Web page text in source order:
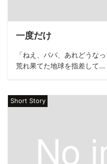
一度だけ
「ねえ、パパ、あれどうな
荒れ果てた地球を指差して...
Short Story